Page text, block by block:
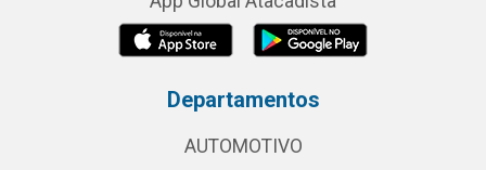
Departamentos
AUTOMOTIVO